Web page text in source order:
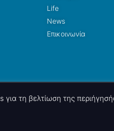
Life
News
Επικοινωνία
reserved.
για τη βελτίωση της